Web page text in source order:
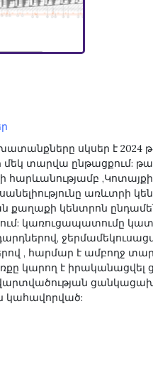
սկսեր է 2024
մեկ տարվա ընթացքում:
հարևանությամբ
առևտրի
քաղաքի կենտրոն
կառուցապատումը
, հարմար է ամբողջ
կարող է
կահավորված: